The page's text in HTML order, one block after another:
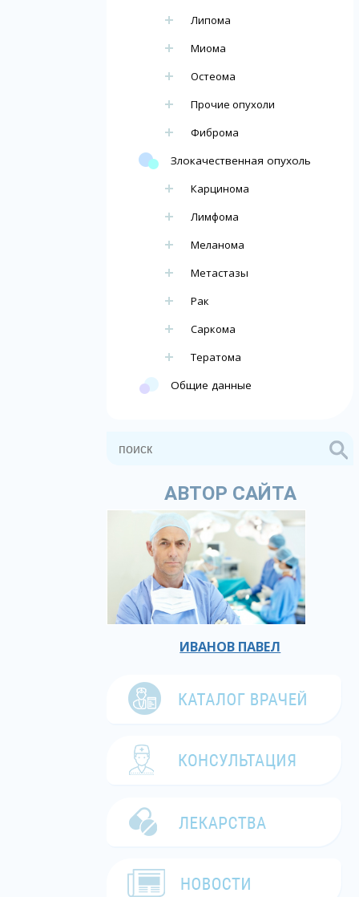
Липома
Миома
Остеома
Прочие опухоли
Фиброма
Злокачественная опухоль
Карцинома
Лимфома
Меланома
Метастазы
Рак
Саркома
Тератома
Общие данные
АВТОР САЙТА
ИВАНОВ ПАВЕЛ